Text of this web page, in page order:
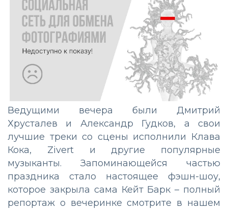
Ведущими вечера были Дмитрий
Хрусталев и Александр Гудков, а свои
лучшие треки со сцены исполнили Клава
Кока, Zivert и другие популярные
музыканты. Запоминающейся частью
праздника стало настоящее фэшн-шоу,
которое закрыла сама Кейт Барк – полный
репортаж о вечеринке смотрите в нашем